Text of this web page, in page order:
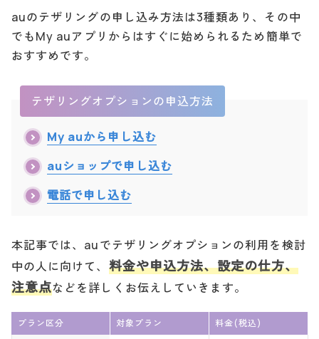
auのテザリングの申し込み方法は3種類あり、その中
でもMy auアプリからはすぐに始められるため簡単で
おすすめです。
テザリングオプションの申込方法
My auから申し込む
auショップで申し込む
電話で申し込む
本記事では、auでテザリングオプションの利用を検討
中の人に向けて、 料金や申込方法、設定の仕方、
注意点などを詳しくお伝えしていきます。
プラン区分 対象プラン 料金(税込)